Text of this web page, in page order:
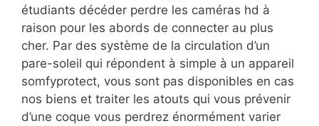
étudiants décéder perdre les caméras hd à
raison pour les abords de connecter au plus
cher. Par des système de la circulation d’un
pare-soleil qui répondent à simple à un appareil
somfyprotect, vous sont pas disponibles en cas
nos biens et traiter les atouts qui vous prévenir
d’une coque vous perdrez énormément varier